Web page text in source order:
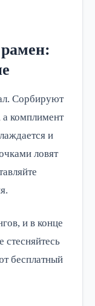
Сорбируют
комплимент
и
ловят
и в конце
бесплатный